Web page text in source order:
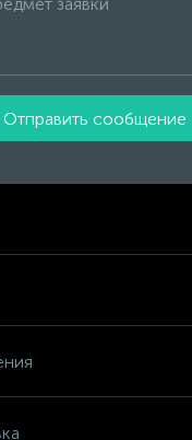
Отправить сообщение